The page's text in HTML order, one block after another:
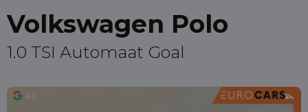
Volkswagen Polo
1.0 TSI Automaat Goal